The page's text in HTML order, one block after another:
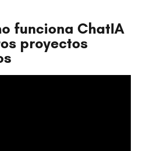
funciona ChatIA
proyectos